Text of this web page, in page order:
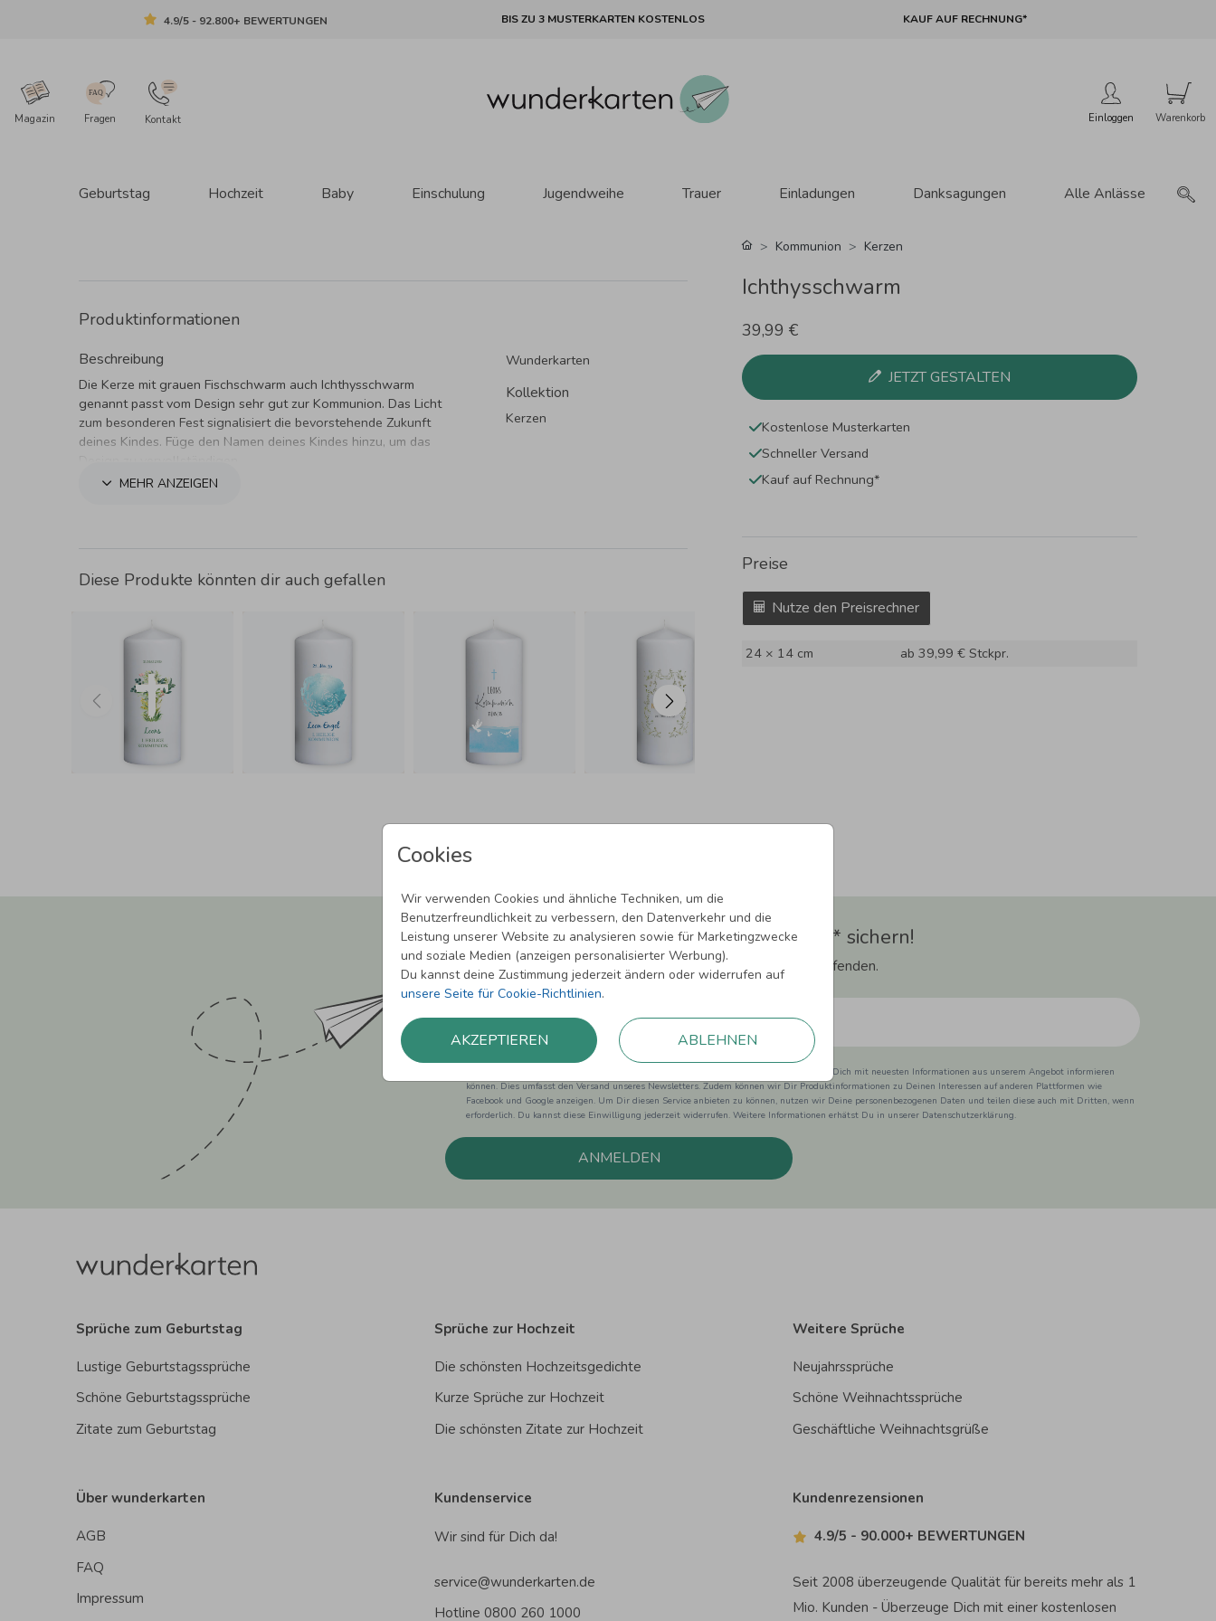
4.9/5 - 92.800+ BEWERTUNGEN BIS ZU 3 MUSTERKARTEN KOSTENLOS KAUF AUF RECHNUNG*
Magazin Fragen Kontakt Einloggen
Geburtstag Hochzeit Baby Einschulung Jugendweihe Trauer Einladungen Danksagungen Alle Anlässe
Cookies
Wir verwenden Cookies und ähnliche Techniken, um die
Benutzerfreundlichkeit zu verbessern, den Datenverkehr und die
Leistung unserer Website zu analysieren sowie für Marketingzwecke
und soziale Medien (anzeigen personalisierter Werbung).
Du kannst deine Zustimmung jederzeit ändern oder widerrufen auf
unsere Seite für Cookie-Richtlinien.
AKZEPTIEREN ABLEHNEN
Produktinformationen
Beschreibung
Die Kerze mit grauen Fischschwarm auch Ichthysschwarm
genannt passt vom Design sehr gut zur Kommunion. Das Licht
zum besonderen Fest signalisiert die bevorstehende Zukunft
deines Kindes. Füge den Namen deines Kindes hinzu, um das
MEHR ANZEIGEN
Wunderkarten
Kollektion
Kerzen
Diese Produkte könnten dir auch gefallen
Kommunion Kerzen
Ichthysschwarm
39,99 €
JETZT GESTALTEN
Kostenlose Musterkarten
Schneller Versand
Kauf auf Rechnung*
Preise
Nutze den Preisrechner
24 × 14 cm ab 39,99 € Stckpr.
Newsletter abonnieren und 5,00 € Rabatt** sichern!
Melde Dich zu unserem Newsletter an und bleibe auf dem Laufenden.
Einwilligung zur Datennutzung für Marketingzwecke: Hiermit willigst Du ein, dass wir Dich mit neuesten Informationen aus unserem Angebot informieren
können. Dies umfasst den Versand unseres Newsletters. Zudem können wir Dir Produktinformationen zu Deinen Interessen auf anderen Plattformen wie
Facebook und Google anzeigen. Um Dir diesen Service anbieten zu können, nutzen wir Deine personenbezogenen Daten und teilen diese auch mit Dritten, wenn
erforderlich. Du kannst diese Einwilligung jederzeit widerrufen. Weitere Informationen erhätst Du in unserer Datenschutzerklärung.
ANMELDEN
Sprüche zum Geburtstag
Lustige Geburtstagssprüche
Schöne Geburtstagssprüche
Zitate zum Geburtstag
Sprüche zur Hochzeit
Die schönsten Hochzeitsgedichte
Kurze Sprüche zur Hochzeit
Die schönsten Zitate zur Hochzeit
Weitere Sprüche
Neujahrssprüche
Schöne Weihnachtssprüche
Geschäftliche Weihnachtsgrüße
Über wunderkarten
AGB
FAQ
Impressum
Kundenservice
Wir sind für Dich da!
service@wunderkarten.de
Hotline 0800 260 1000
Kundenrezensionen
4.9/5 - 90.000+ BEWERTUNGEN
Seit 2008 überzeugende Qualität für bereits mehr als 1
Mio. Kunden - Überzeuge Dich mit einer kostenlosen